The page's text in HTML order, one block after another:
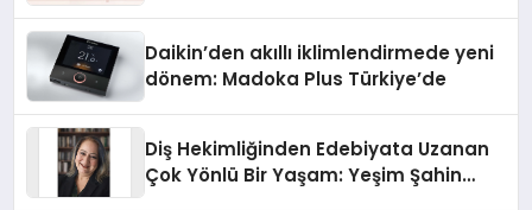
Daikin’den akıllı iklimlendirmede yeni
dönem: Madoka Plus Türkiye’de
Diş Hekimliğinden Edebiyata Uzanan
Çok Yönlü Bir Yaşam: Yeşim Şahin